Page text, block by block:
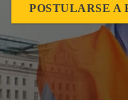
POSTULARSE A